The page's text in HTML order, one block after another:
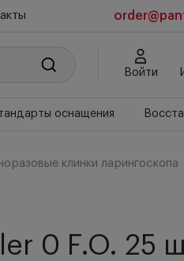
Войти
оснащения
клинки ларингоскопа
0 F.O. 25